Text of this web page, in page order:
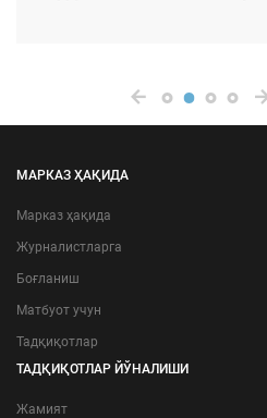
МАРКАЗ ҲАҚИДА
Марказ ҳақида
Журналистларга
Боғланиш
Матбуот учун
Тадқиқотлар
ТАДҚИҚОТЛАР ЙЎНАЛИШИ
Жамият